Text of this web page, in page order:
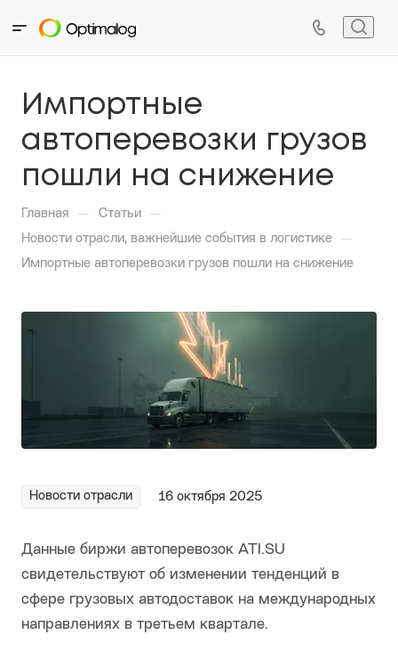
Импортные
автоперевозки грузов
пошли на снижение
Главная — Статьи —
Новости отрасли, важнейшие события в логистике —
Импортные автоперевозки грузов пошли на снижение
Новости отрасли 16 октября 2025
Данные биржи автоперевозок ATI.SU
свидетельствуют об изменении тенденций в
сфере грузовых автодоставок на международных
направлениях в третьем квартале.